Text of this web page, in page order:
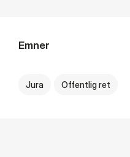
Emner
Jura Offentlig ret